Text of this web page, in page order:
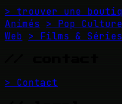
> trouver une
Animés
> Pop Culture
Web > Films & Séries
> Contact